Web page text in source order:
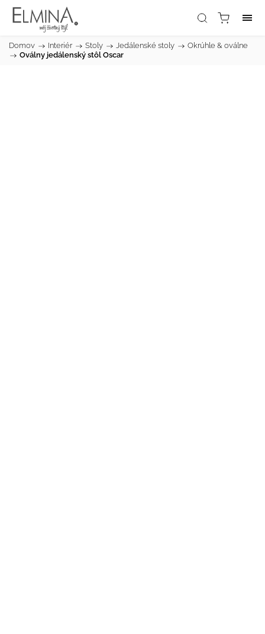
Domov / Interiér / Stoly / Jedálenské stoly /
Okrúhle & oválne
/
Oválny jedálenský stôl Oscar